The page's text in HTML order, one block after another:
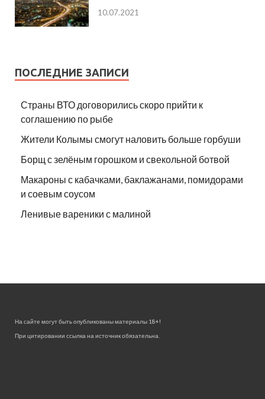
10.07.2021
ПОСЛЕДНИЕ ЗАПИСИ
Страны ВТО договорились скоро прийти к
соглашению по рыбе
Жители Колымы смогут наловить больше горбуши
Борщ с зелёным горошком и свекольной ботвой
Макароны с кабачками, баклажанами, помидорами
и соевым соусом
Ленивые вареники с малиной
На сайте могут быть опубликованы материалы 18+!
При цитировании ссылка на источник обязательна.